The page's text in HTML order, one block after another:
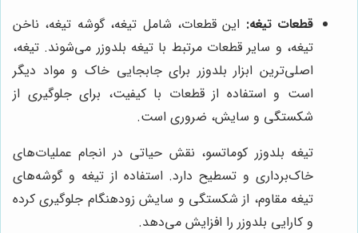
قطعات تیغه: این قطعات، شامل تیغه، گوشه تیغه، ناخن
تیغه، و سایر قطعات مرتبط با تیغه بلدوزر می‌شوند. تیغه،
اصلی‌ترین ابزار بلدوزر برای جابجایی خاک و مواد دیگر
است و استفاده از قطعات با کیفیت، برای جلوگیری از
شکستگی و سایش، ضروری است.
تیغه بلدوزر کوماتسو، نقش حیاتی در انجام عملیات‌های
خاک‌برداری و تسطیح دارد. استفاده از تیغه و گوشه‌های
تیغه مقاوم، از شکستگی و سایش زودهنگام جلوگیری کرده
و کارایی بلدوزر را افزایش می‌دهد.